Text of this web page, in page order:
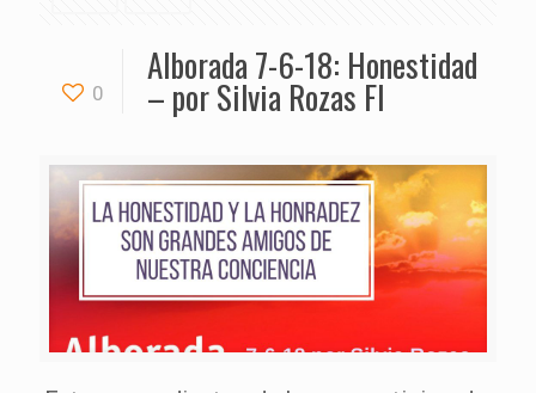
0
Alborada 7-6-18: Honestidad
– por Silvia Rozas FI